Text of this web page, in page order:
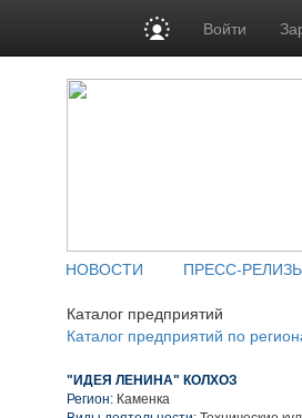
Войти
НОВОСТИ ПРЕСС-
Каталог предприятий
Каталог предприятий по
"ИДЕЯ ЛЕНИНА" КОЛХОЗ
Регион: Каменка